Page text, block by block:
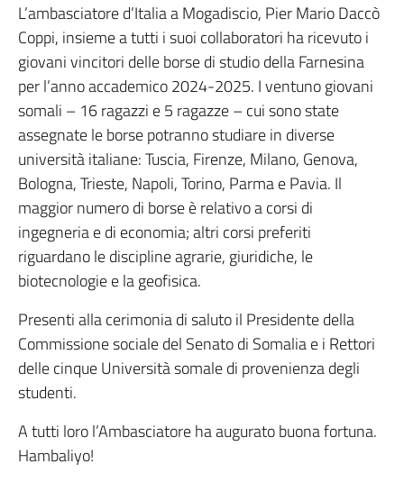
L’ambasciatore d’Italia a Mogadiscio, Pier Mario Daccò
Coppi, insieme a tutti i suoi collaboratori ha ricevuto i
giovani vincitori delle borse di studio della Farnesina
per l’anno accademico 2024-2025. I ventuno giovani
somali – 16 ragazzi e 5 ragazze – cui sono state
assegnate le borse potranno studiare in diverse
università italiane: Tuscia, Firenze, Milano, Genova,
Bologna, Trieste, Napoli, Torino, Parma e Pavia. Il
maggior numero di borse è relativo a corsi di
ingegneria e di economia; altri corsi preferiti
riguardano le discipline agrarie, giuridiche, le
biotecnologie e la geofisica.
Presenti alla cerimonia di saluto il Presidente della
Commissione sociale del Senato di Somalia e i Rettori
delle cinque Università somale di provenienza degli
studenti.
A tutti loro l’Ambasciatore ha augurato buona fortuna.
Hambaliyo!